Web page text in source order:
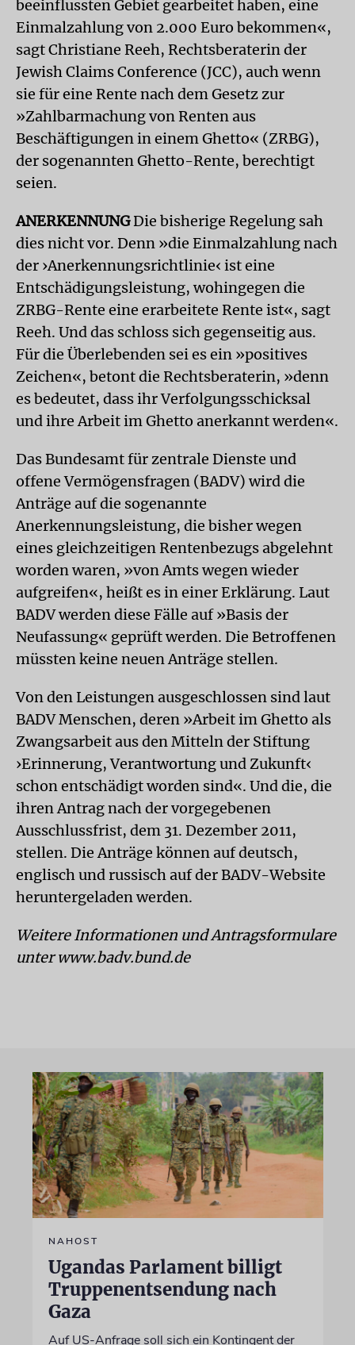
beeinflussten Gebiet gearbeitet haben, eine
Einmalzahlung von 2.000 Euro bekommen«,
sagt Christiane Reeh, Rechtsberaterin der
Jewish Claims Conference (JCC), auch wenn
sie für eine Rente nach dem Gesetz zur
»Zahlbarmachung von Renten aus
Beschäftigungen in einem Ghetto« (ZRBG),
der sogenannten Ghetto-Rente, berechtigt
seien.
ANERKENNUNGDie bisherige Regelung sah
dies nicht vor. Denn »die Einmalzahlung nach
der ›Anerkennungsrichtlinie‹ ist eine
Entschädigungsleistung, wohingegen die
ZRBG-Rente eine erarbeitete Rente ist«, sagt
Reeh. Und das schloss sich gegenseitig aus.
Für die Überlebenden sei es ein »positives
Zeichen«, betont die Rechtsberaterin, »denn
es bedeutet, dass ihr Verfolgungsschicksal
und ihre Arbeit im Ghetto anerkannt werden«.
Das Bundesamt für zentrale Dienste und
offene Vermögensfragen (BADV) wird die
Anträge auf die sogenannte
Anerkennungsleistung, die bisher wegen
eines gleichzeitigen Rentenbezugs abgelehnt
worden waren, »von Amts wegen wieder
aufgreifen«, heißt es in einer Erklärung. Laut
BADV werden diese Fälle auf »Basis der
Neufassung« geprüft werden. Die Betroffenen
müssten keine neuen Anträge stellen.
Von den Leistungen ausgeschlossen sind laut
BADV Menschen, deren »Arbeit im Ghetto als
Zwangsarbeit aus den Mitteln der Stiftung
›Erinnerung, Verantwortung und Zukunft‹
schon entschädigt worden sind«. Und die, die
ihren Antrag nach der vorgegebenen
Ausschlussfrist, dem 31. Dezember 2011,
stellen. Die Anträge können auf deutsch,
englisch und russisch auf der BADV-Website
heruntergeladen werden.
Weitere Informationen und Antragsformulare
unter www.badv.bund.de
NAHOST
Ugandas Parlament billigt
Truppenentsendung nach
Gaza
Auf US-Anfrage soll sich ein Kontingent der